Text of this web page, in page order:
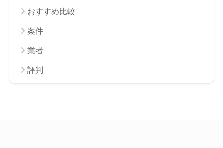
おすすめ比較
案件
業者
評判